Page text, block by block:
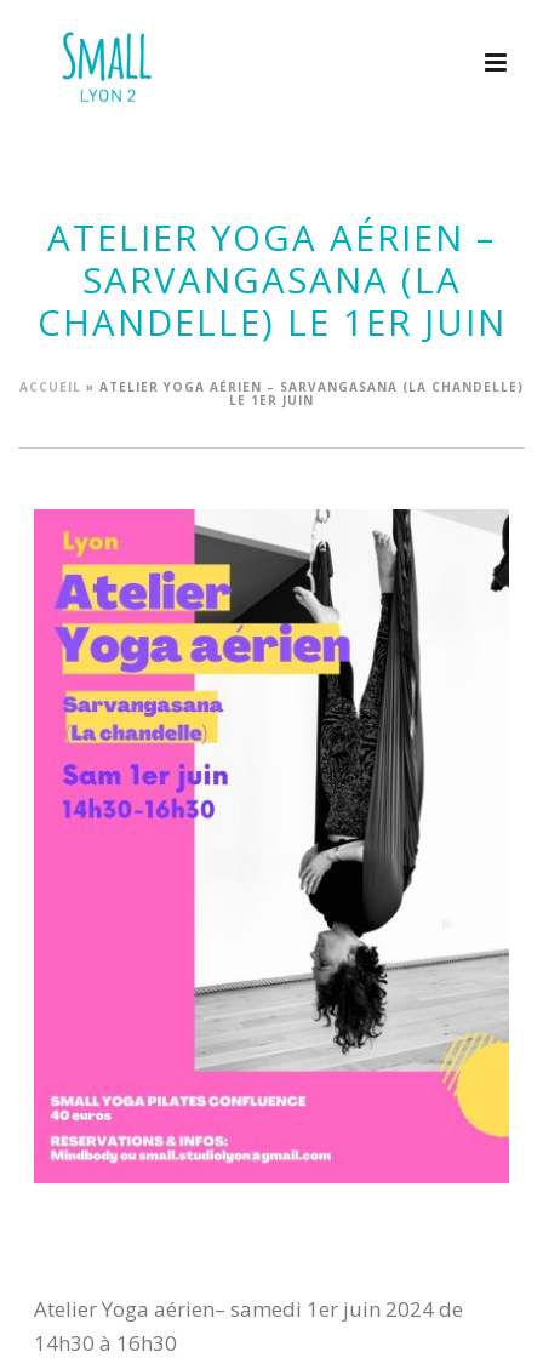
ATELIER YOGA AÉRIEN –
SARVANGASANA (LA
CHANDELLE) LE 1ER JUIN
ACCUEIL » ATELIER YOGA AÉRIEN – SARVANGASANA (LA CHANDELLE)
LE 1ER JUIN
Atelier Yoga aérien– samedi 1er juin 2024 de
14h30 à 16h30